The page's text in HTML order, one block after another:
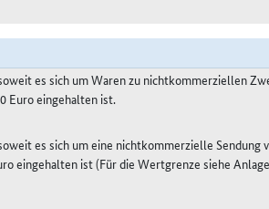
es sich um Waren zu nichtkommerziellen
Euro eingehalten ist.
es sich um eine nichtkommerzielle Sendung
eingehalten ist (Für die Wertgrenze siehe